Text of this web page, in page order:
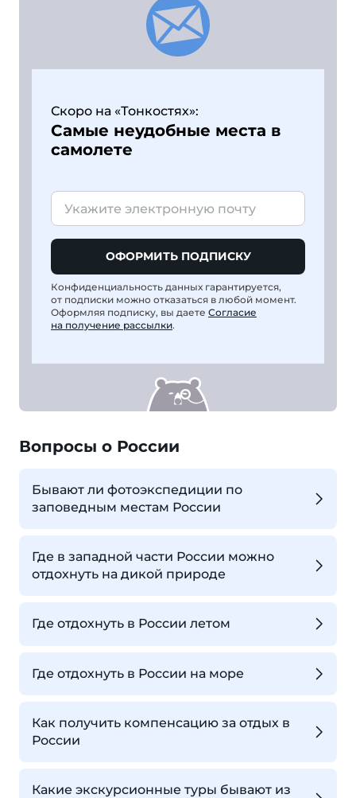
Скоро на «Тонкостях»:
Самые неудобные места в
самолете
ОФОРМИТЬ ПОДПИСКУ
Конфиденциальность данных гарантируется,
от подписки можно отказаться в любой момент.
Оформляя подписку, вы даете Согласие
на получение рассылки.
Вопросы о России
Бывают ли фотоэкспедиции по
заповедным местам России
Где в западной части России можно
отдохнуть на дикой природе
Где отдохнуть в России летом
Где отдохнуть в России на море
Как получить компенсацию за отдых в
России
Какие экскурсионные туры бывают из